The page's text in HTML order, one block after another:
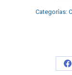
Categorías: